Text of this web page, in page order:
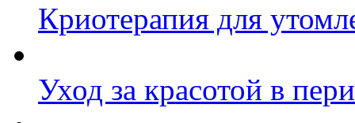
Криотерапия для
Уход за красотой в